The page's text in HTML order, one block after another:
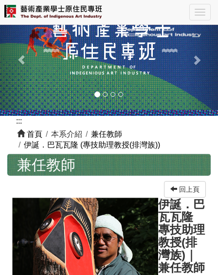
跳
到
主
要
內
容
區
塊
Previous
:::
首頁
本系介紹
兼任教師
伊誕．巴瓦瓦隆 (專技助理教授(排灣族))
兼任教師
回上頁
伊誕．巴
瓦瓦隆
專技助理
教授(排
灣族)
兼任教師